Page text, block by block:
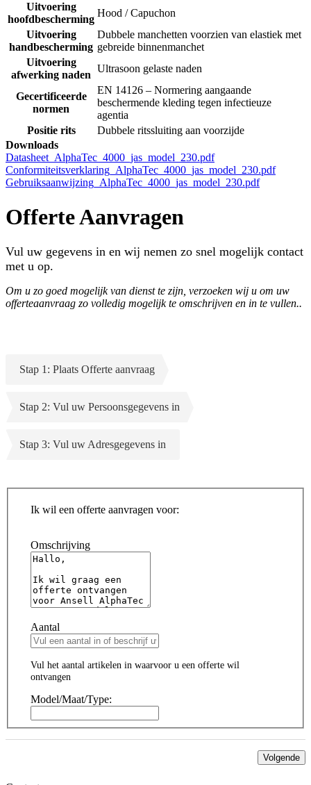
Uitvoering
hoofdbescherming
Hood / Capuchon
Uitvoering
handbescherming
Dubbele manchetten voorzien van elastiek met
gebreide binnenmanchet
Uitvoering
afwerking naden
Ultrasoon gelaste naden
Gecertificeerde
normen
EN 14126 – Normering aangaande
beschermende kleding tegen infectieuze
agentia
Positie rits
Dubbele ritssluiting aan voorzijde
Downloads
Datasheet_AlphaTec_4000_jas_model_230.pdf
Conformiteitsverklaring_AlphaTec_4000_jas_model_230.pdf
Gebruiksaanwijzing_AlphaTec_4000_jas_model_230.pdf
Offerte Aanvragen
Vul uw gegevens in en wij nemen zo snel mogelijk contact
met u op.
Om u zo goed mogelijk van dienst te zijn, verzoeken wij u om uw
offerteaanvraag zo volledig mogelijk te omschrijven en in te vullen..
Stap 1: Plaats Offerte aanvraag
Stap 2: Vul uw Persoonsgegevens in
Stap 3: Vul uw Adresgegevens in
Ik wil een offerte aanvragen voor:
Omschrijving
Aantal
Vul het aantal artikelen in waarvoor u een offerte wil
ontvangen
Model/Maat/Type:
Volgende